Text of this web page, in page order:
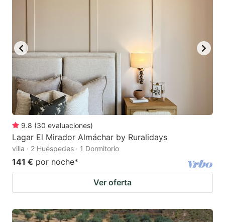
9.8 (30 evaluaciones)
Lagar El Mirador Almáchar by Ruralidays
villa · 2 Huéspedes · 1 Dormitorio
141 € por noche*
Ver oferta